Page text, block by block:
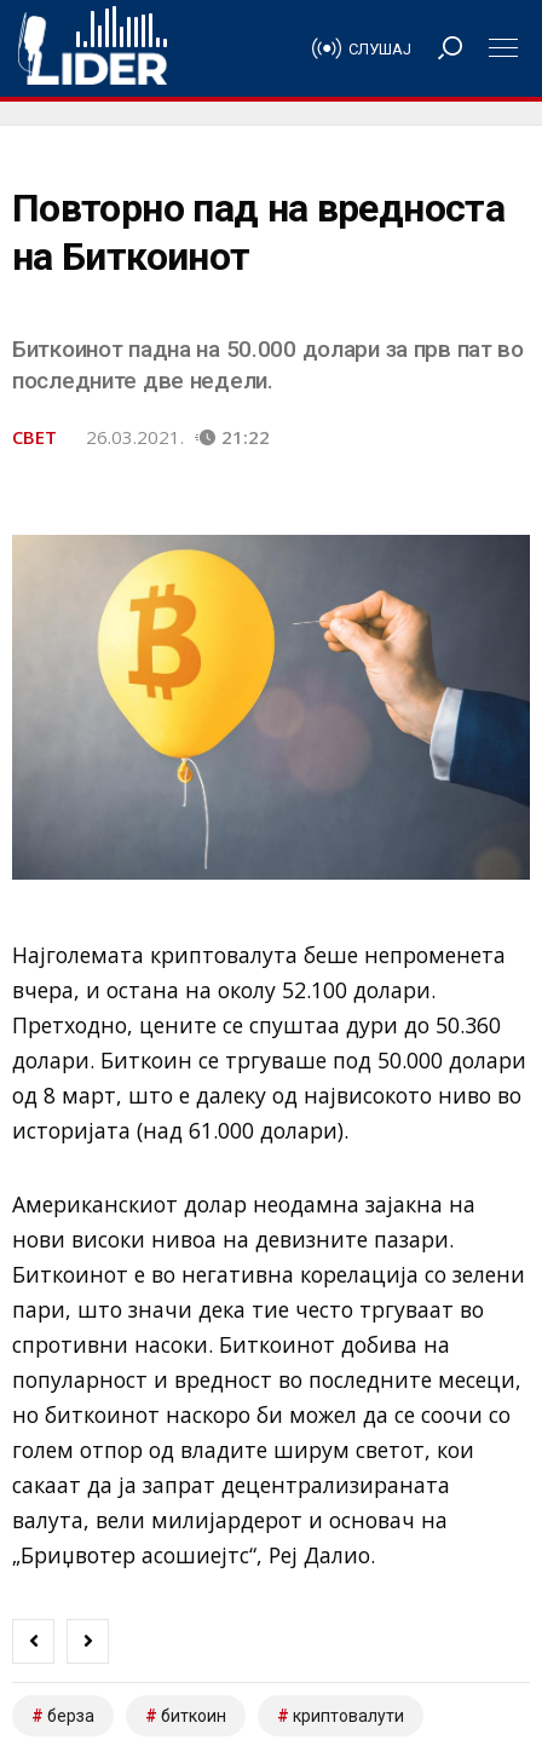
СЛУШАЈ
Повторно пад на вредноста
на Биткоинот
Биткоинот падна на 50.000 долари за прв пат во
последните две недели.
СВЕТ 26.03.2021. 21:22
Најголемата криптовалута беше непроменета
вчера, и остана на околу 52.100 долари.
Претходно, цените се спуштаа дури до 50.360
долари. Биткоин се тргуваше под 50.000 долари
од 8 март, што е далеку од највисокото ниво во
историјата (над 61.000 долари).
Американскиот долар неодамна зајакна на
нови високи нивоа на девизните пазари.
Биткоинот е во негативна корелација со зелени
пари, што значи дека тие често тргуваат во
спротивни насоки. Биткоинот добива на
популарност и вредност во последните месеци,
но биткоинот наскоро би можел да се соочи со
голем отпор од владите ширум светот, кои
сакаат да ја запрат децентрализираната
валута, вели милијардерот и основач на
„Бриџвотер асошиејтс“, Реј Далио.
берза биткоин криптовалути